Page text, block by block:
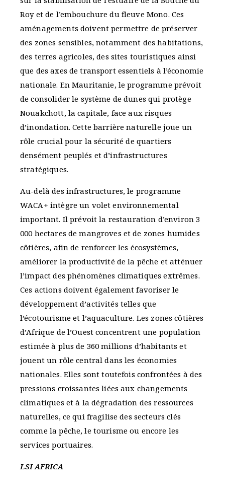
Roy et de l’embouchure du fleuve Mono. Ces
aménagements doivent permettre de préserver
des zones sensibles, notamment des habitations,
des terres agricoles, des sites touristiques ainsi
que des axes de transport essentiels à l’économie
nationale. En Mauritanie, le programme prévoit
de consolider le système de dunes qui protège
Nouakchott, la capitale, face aux risques
d’inondation. Cette barrière naturelle joue un
rôle crucial pour la sécurité de quartiers
densément peuplés et d’infrastructures
stratégiques.
Au-delà des infrastructures, le programme
WACA+ intègre un volet environnemental
important. Il prévoit la restauration d’environ 3
000 hectares de mangroves et de zones humides
côtières, afin de renforcer les écosystèmes,
améliorer la productivité de la pêche et atténuer
l’impact des phénomènes climatiques extrêmes.
Ces actions doivent également favoriser le
développement d’activités telles que
l’écotourisme et l’aquaculture. Les zones côtières
d’Afrique de l’Ouest concentrent une population
estimée à plus de 360 millions d’habitants et
jouent un rôle central dans les économies
nationales. Elles sont toutefois confrontées à des
pressions croissantes liées aux changements
climatiques et à la dégradation des ressources
naturelles, ce qui fragilise des secteurs clés
comme la pêche, le tourisme ou encore les
services portuaires.
LSI AFRICA